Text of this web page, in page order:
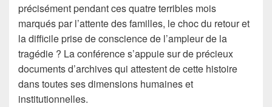
précisément pendant ces quatre terribles mois
marqués par l’attente des familles, le choc du retour et
la difficile prise de conscience de l’ampleur de la
tragédie ? La conférence s’appuie sur de précieux
documents d’archives qui attestent de cette histoire
dans toutes ses dimensions humaines et
institutionnelles.